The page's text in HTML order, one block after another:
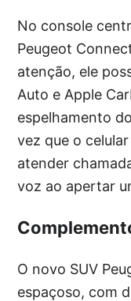
No console
Peugeot
atenção, ele
Auto e Apple
espelhamento
vez que o
atender
voz ao apertar
O novo SUV
espaçoso, com